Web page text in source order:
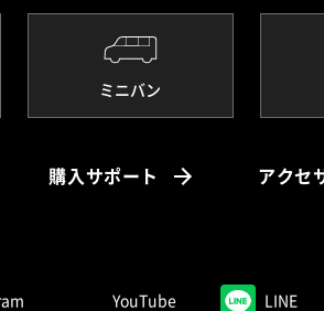
ミニバン
購入サポート アクセ
）（別ウィンドウで開く）
YouTube（別ウィンドウで開
LINE（